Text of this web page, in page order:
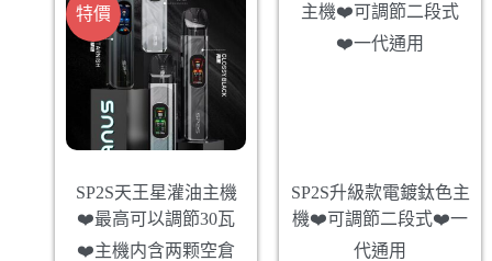
特價
SP2S天王星灌油主機
❤️‍最高可以調節30瓦
❤️‍主機内含两颗空倉
SP2S升級款電鍍鈦色主
機❤️‍可調節二段式❤️‍一
代通用